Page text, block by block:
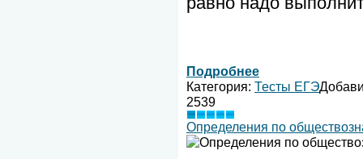
Подробнее
Категория: Тесты ЕГЭ
2539
Определения по